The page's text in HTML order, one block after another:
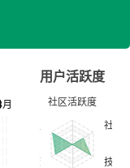
用户活跃度